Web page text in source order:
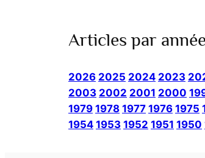
Articles par
2026 2025 2024 2023
2003 2002 2001 2000
1979 1978 1977 1976 1975
1954 1953 1952 1951 1950